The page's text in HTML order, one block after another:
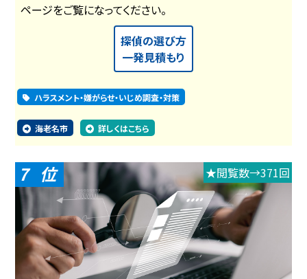
ページをご覧になってください。
探偵の選び方
一発見積もり
ハラスメント・嫌がらせ・いじめ調査・対策
海老名市 詳しくはこちら
7 ★閲覧数→371回